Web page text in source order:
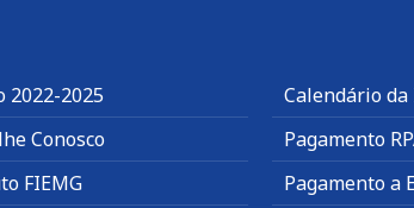
2022-2025
Conosco
FIEMG
Calendário
Pagamento
Pagamento a